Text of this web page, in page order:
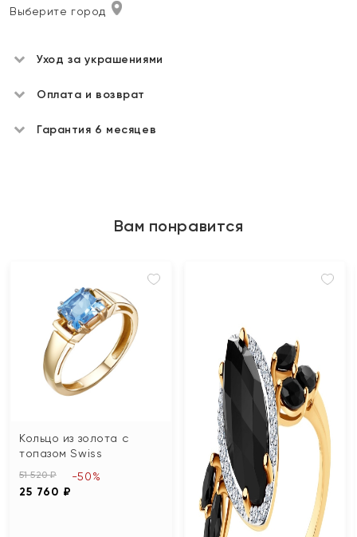
Выберите город
Уход за украшениями
Оплата и возврат
Гарантия 6 месяцев
Вам понравится
Кольцо из золота с
топазом Swiss
51 520 ₽
25 760 ₽
-50%